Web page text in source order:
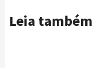
Leia também